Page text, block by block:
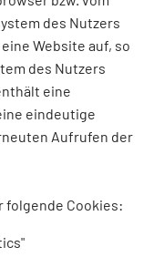
des Nutzers
Website auf, so
des Nutzers
eine
eindeutige
Aufrufen der
folgende Cookies: